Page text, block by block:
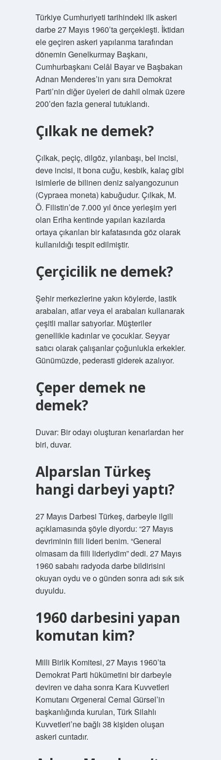
Türkiye Cumhuriyeti tarihindeki ilk askeri
darbe 27 Mayıs 1960’ta gerçekleşti. İktidarı
ele geçiren askeri yapılanma tarafından
dönemin Genelkurmay Başkanı,
Cumhurbaşkanı Celâl Bayar ve Başbakan
Adnan Menderes’in yanı sıra Demokrat
Parti’nin diğer üyeleri de dahil olmak üzere
200’den fazla general tutuklandı.
Çılkak ne demek?
Çılkak, peçiç, dilgöz, yılanbaşı, bel incisi,
deve incisi, it bona cuğu, kesbik, kalaç gibi
isimlerle de bilinen deniz salyangozunun
(Cypraea moneta) kabuğudur. Çılkak, M.
Ö. Filistin’de 7.000 yıl önce yerleşim yeri
olan Eriha kentinde yapılan kazılarda
ortaya çıkarılan bir kafatasında göz olarak
kullanıldığı tespit edilmiştir.
Çerçicilik ne demek?
Şehir merkezlerine yakın köylerde, lastik
arabaları, atlar veya el arabaları kullanarak
çeşitli mallar satıyorlar. Müşteriler
genellikle kadınlar ve çocuklar. Seyyar
satıcı olarak çalışanlar çoğunlukla erkekler.
Günümüzde, pederasti giderek azalıyor.
Çeper demek ne
demek?
Duvar: Bir odayı oluşturan kenarlardan her
biri, duvar.
Alparslan Türkeş
hangi darbeyi yaptı?
27 Mayıs Darbesi Türkeş, darbeyle ilgili
açıklamasında şöyle diyordu: “27 Mayıs
devriminin fiili lideri benim. “General
olmasam da fiili lideriydim” dedi. 27 Mayıs
1960 sabahı radyoda darbe bildirisini
okuyan oydu ve o günden sonra adı sık sık
duyuldu.
1960 darbesini yapan
komutan kim?
Milli Birlik Komitesi, 27 Mayıs 1960’ta
Demokrat Parti hükümetini bir darbeyle
deviren ve daha sonra Kara Kuvvetleri
Komutanı Orgeneral Cemal Gürsel’in
başkanlığında kurulan, Türk Silahlı
Kuvvetleri’ne bağlı 38 kişiden oluşan
askeri cuntadır.